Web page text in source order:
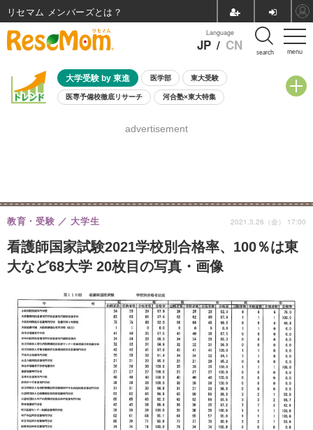
menu
Language
JP / CN search
大学受験 by 東進 医学部 東大受験
医専予備校徹底リサーチ 河合塾×東大特集
8月開催学校説明会・相談会
advertisement
看護師国家試験2021学校別合格率、100％は東
大など68大学 20枚目の写真・画像
教育・受験 大学生 2021.3.26（金） 17:00
リセマム メンバーズ